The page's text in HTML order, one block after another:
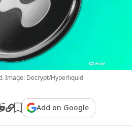
Image: Decrypt/Hyperliquid
Add on Google